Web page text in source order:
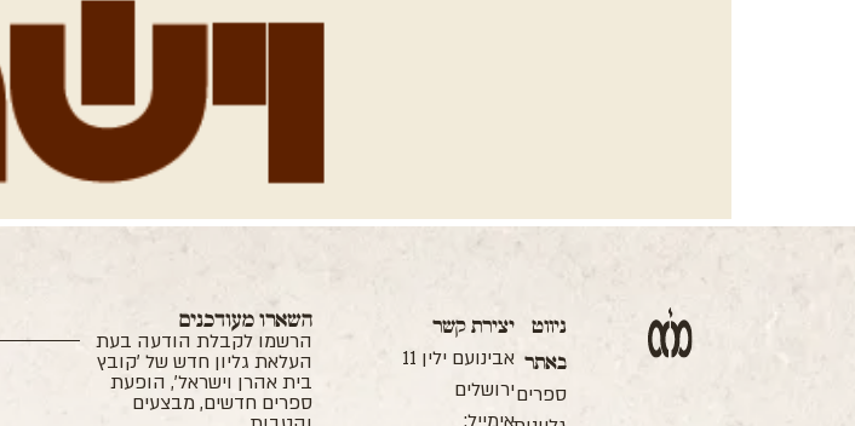
ניווט
באתר
ספרים
יצירת קשר
אבינועם ילין 11
ירושלים
השארו מעודכנים
הרשמו לקבלת הודעה בעת
העלאת גליון חדש של 'קובץ
בית אהרן וישראל', הופעת
ספרים חדשים, מבצעים